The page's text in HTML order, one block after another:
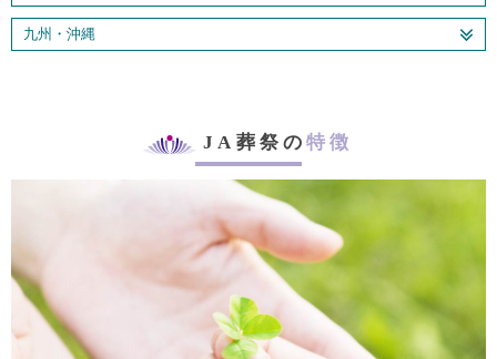
九州・沖縄
JA葬祭の特徴